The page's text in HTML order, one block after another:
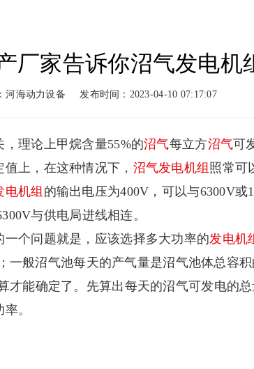
燃气系列
柴油系列
厂家告诉你沼气发电机
河海动力设备 发布时间：2023-04-10 07:17:07
理论上甲烷含量55%的沼气每立方沼气可
上，在这种情况下， 沼气发电机组 照常可
电机组 的输出电压为400V，可以与6300V或
与供电局进线相连。
个问题就是，应该选择多大功率的发电机
一般沼气池每天的产气量是沼气池体总容
才能确定了。先算出每天的沼气可发电的
。